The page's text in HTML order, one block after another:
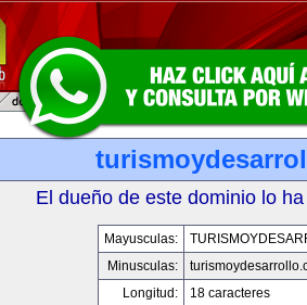
El dueño de este dominio lo
Mayusculas:
Minusculas:
Longitud:
18 caracteres